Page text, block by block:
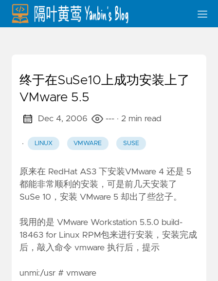
终于在SuSe10上成功安装上了
VMware 5.5
Dec 4, 2006 --- · 2 min read
· LINUX VMWARE SUSE
原来在 RedHat AS3 下安装VMware 4 还是 5
都能非常顺利的安装，可是前几天安装了
SuSe 10，安装 VMware 5 却出了些岔子。
我用的是 VMware Workstation 5.5.0 build-
18463 for Linux RPM包来进行安装，安装完成
后，敲入命令 vmware 执行后，提示
unmi:/usr # vmware